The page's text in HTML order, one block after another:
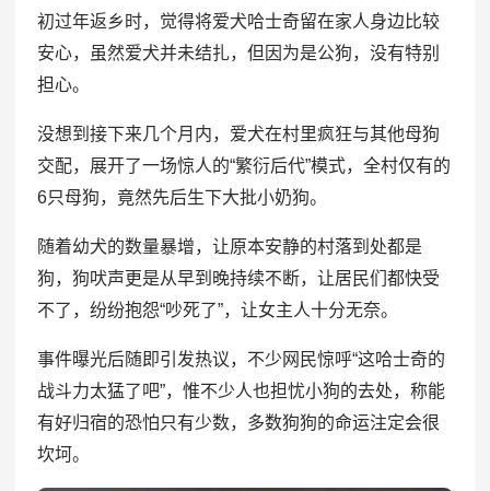
初过年返乡时，觉得将爱犬哈士奇留在家人身边比较
安心，虽然爱犬并未结扎，但因为是公狗，没有特别
担心。
没想到接下来几个月内，爱犬在村里疯狂与其他母狗
交配，展开了一场惊人的“繁衍后代”模式，全村仅有的
6只母狗，竟然先后生下大批小奶狗。
随着幼犬的数量暴增，让原本安静的村落到处都是
狗，狗吠声更是从早到晚持续不断，让居民们都快受
不了，纷纷抱怨“吵死了”，让女主人十分无奈。
事件曝光后随即引发热议，不少网民惊呼“这哈士奇的
战斗力太猛了吧”，惟不少人也担忧小狗的去处，称能
有好归宿的恐怕只有少数，多数狗狗的命运注定会很
坎坷。